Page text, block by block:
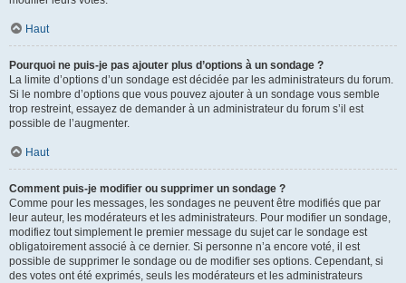
Haut
Pourquoi ne puis-je pas ajouter plus d’options à un sondage ?
La limite d’options d’un sondage est décidée par les administrateurs du forum.
Si le nombre d’options que vous pouvez ajouter à un sondage vous semble
trop restreint, essayez de demander à un administrateur du forum s’il est
possible de l’augmenter.
Haut
Comment puis-je modifier ou supprimer un sondage ?
Comme pour les messages, les sondages ne peuvent être modifiés que par
leur auteur, les modérateurs et les administrateurs. Pour modifier un sondage,
modifiez tout simplement le premier message du sujet car le sondage est
obligatoirement associé à ce dernier. Si personne n’a encore voté, il est
possible de supprimer le sondage ou de modifier ses options. Cependant, si
des votes ont été exprimés, seuls les modérateurs et les administrateurs